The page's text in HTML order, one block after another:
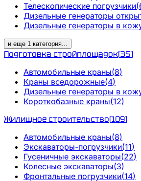
Телескопические погрузчики(
Дизельные генераторы
Дизельные генераторы в
и еще 1 категория...
Подготовка стройплощадок(35)
Автомобильные краны(8)
Краны вседорожные(4)
Дизельные генераторы в
Короткобазные краны(12)
Жилищное строительство(109)
Автомобильные краны(8)
Экскаваторы-погрузчики(11)
Гусеничные экскаваторы(22)
Колесные экскаваторы(3)
Фронтальные погрузчики(14)